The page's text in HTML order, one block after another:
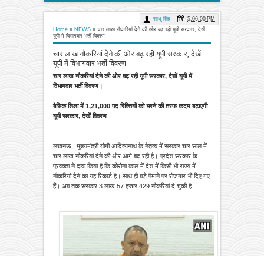
Home » NEWS » चार लाख नौकरियां देने की ओर बढ़ रही यूपी सरकार, देखें
यूपी में विभागवार भर्ती विवरण
चार लाख नौकरियां देने की ओर बढ़ रही यूपी सरकार, देखें
यूपी में विभागवार भर्ती विवरण
साधू सिंह 5:06:00 PM
चार लाख नौकरियां देने की ओर बढ़ रही यूपी सरकार, देखें यूपी में
विभागवार भर्ती विवरण।
बेसिक शिक्षा में 1,21,000 पद रिक्तियों को भरने की तरफ कदम बढ़ाएगी
यूपी सरकार, देखें विवरण
लखनऊ : मुख्यमंत्री योगी आदित्यनाथ के नेतृत्व में सरकार चार साल में
चार लाख नौकरियां देने की ओर आगे बढ़ रही है। प्रदेश सरकार के
प्रवक्ता ने दावा किया है कि कोरोना काल में देश में किसी भी राज्य में
नौकरियां देने का यह रिकार्ड है। साथ ही बड़े पैमाने पर रोजगार भी दिए गए
हैं। अब तक सरकार 3 लाख 57 हजार 429 नौकरियां दे चुकी है।